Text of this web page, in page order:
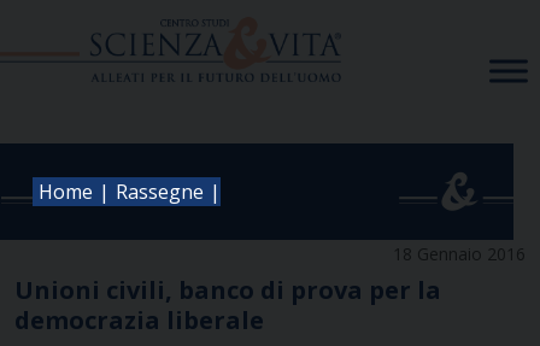
Home | Rassegne |
18 Gennaio 2016
Unioni civili, banco di prova per la
democrazia liberale